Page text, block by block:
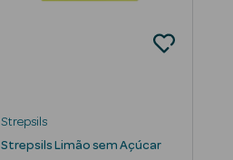
Strepsils
Strepsils Limão sem Açúcar